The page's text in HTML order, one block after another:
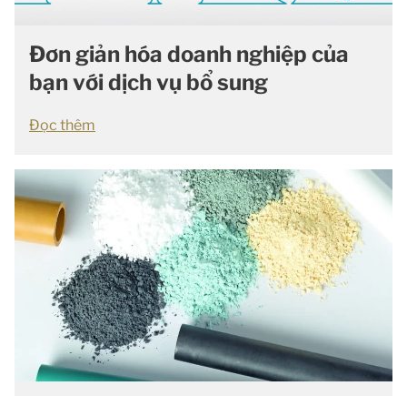
Đơn giản hóa doanh nghiệp của
bạn với dịch vụ bổ sung
Đọc thêm